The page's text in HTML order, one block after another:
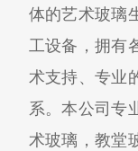
体的艺术玻璃
工设备，拥有
术支持、专业
系。本公司专
术玻璃，教堂